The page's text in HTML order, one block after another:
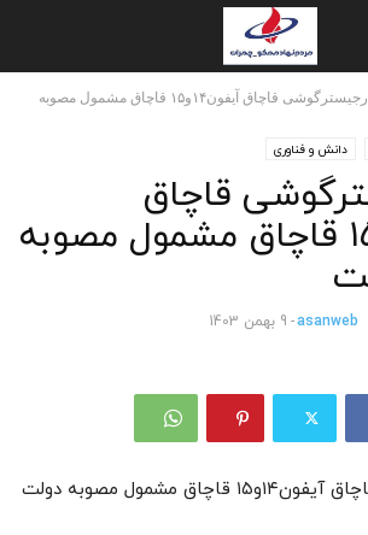
عدم رجیسترگوشی‌ قاچاق آیفون۱۴و۱۵ قاچاق مشمول مصوبه
دانش و فناوری
قاچاق
آیفون۱۴و۱۵ قاچاق مشمول مصوبه
asanweb
- 9 بهمن 1403
عدم رجیسترگوشی‌ قاچاق آیفون۱۴و۱۵ قاچاق مشمول مصوبه دولت